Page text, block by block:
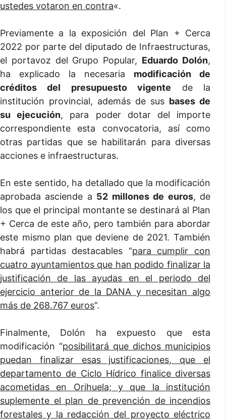
ustedes votaron en contra«.
Previamente a la exposición del Plan + Cerca
2022 por parte del diputado de Infraestructuras,
el portavoz del Grupo Popular, Eduardo Dolón,
ha explicado la necesaria modificación de
créditos del presupuesto vigente de la
institución provincial, además de sus bases de
su ejecución, para poder dotar del importe
correspondiente esta convocatoria, así como
otras partidas que se habilitarán para diversas
acciones e infraestructuras.
En este sentido, ha detallado que la modificación
aprobada asciende a 52 millones de euros, de
los que el principal montante se destinará al Plan
+ Cerca de este año, pero también para abordar
este mismo plan que deviene de 2021. También
habrá partidas destacables “para cumplir con
cuatro ayuntamientos que han podido finalizar la
justificación de las ayudas en el periodo del
ejercicio anterior de la DANA y necesitan algo
más de 268.767 euros”.
Finalmente, Dolón ha expuesto que esta
modificación “posibilitará que dichos municipios
puedan finalizar esas justificaciones, que el
departamento de Ciclo Hídrico finalice diversas
acometidas en Orihuela; y que la institución
suplemente el plan de prevención de incendios
forestales y la redacción del proyecto eléctrico